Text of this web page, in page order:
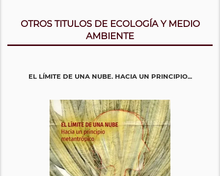
OTROS TITULOS DE ECOLOGÍA Y MEDIO
AMBIENTE
EL LÍMITE DE UNA NUBE. HACIA UN PRINCIPIO...